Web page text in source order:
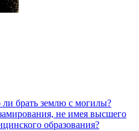
брать землю с могилы?
не имея высшего
образования?